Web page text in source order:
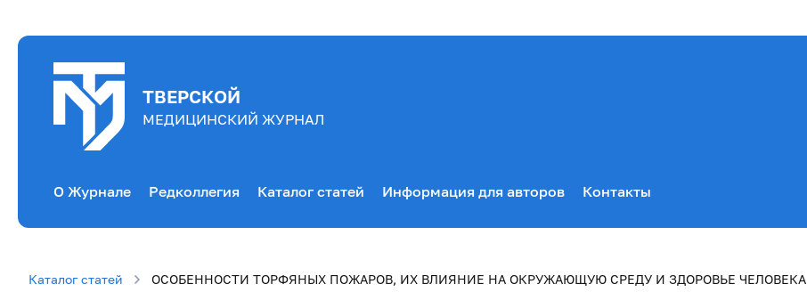
ТВЕРСКОЙ
МЕДИЦИНСКИЙ ЖУРНАЛ
О Журнале Редколлегия Каталог статей Информация для авторов Контакты
Каталог статей ОСОБЕННОСТИ ТОРФЯНЫХ ПОЖАРОВ, ИХ ВЛИЯНИЕ НА ОКРУЖАЮЩУЮ СРЕДУ И ЗДОРОВЬЕ ЧЕЛОВЕКА